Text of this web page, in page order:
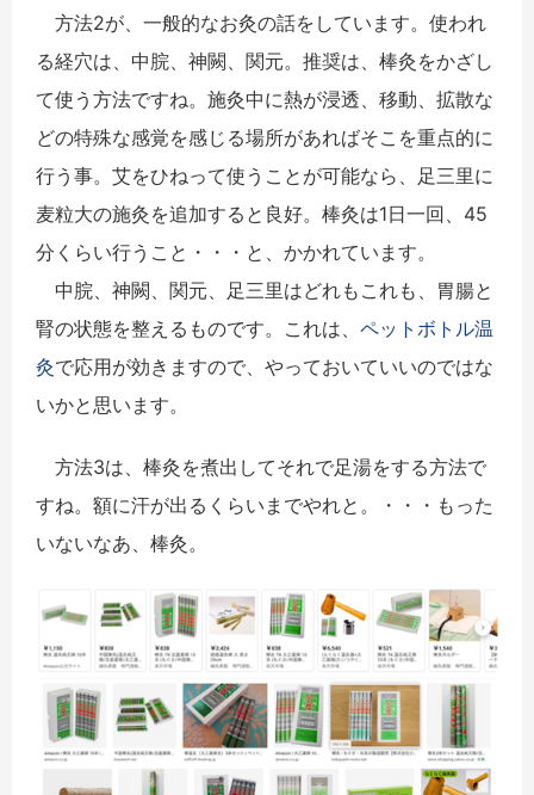
方法2が、一般的なお灸の話をしています。使われ
る経穴は、中脘、神闕、関元。推奨は、棒灸をかざし
て使う方法ですね。施灸中に熱が浸透、移動、拡散な
どの特殊な感覚を感じる場所があればそこを重点的に
行う事。艾をひねって使うことが可能なら、足三里に
麦粒大の施灸を追加すると良好。棒灸は1日一回、45
分くらい行うこと・・・と、かかれています。
中脘、神闕、関元、足三里はどれもこれも、胃腸と
腎の状態を整えるものです。これは、 ペットボトル温
灸で応用が効きますので、やっておいていいのではな
いかと思います。
方法3は、棒灸を煮出してそれで足湯をする方法で
すね。額に汗が出るくらいまでやれと。・・・もった
いないなあ、棒灸。